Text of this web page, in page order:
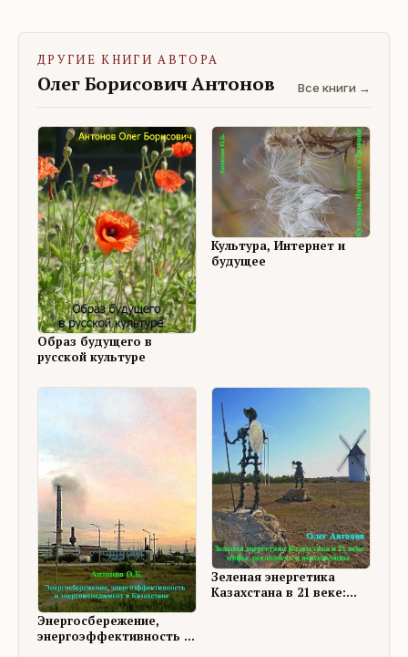
ДРУГИЕ КНИГИ АВТОРА
Олег Борисович Антонов Все книги →
Образ будущего в
русской культуре
Культура, Интернет и
будущее
Энергосбережение,
энергоэффективность и
Зеленая энергетика
Казахстана в 21 веке: